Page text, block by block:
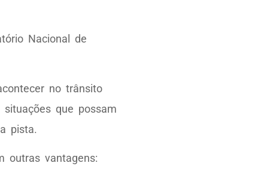
Nacional de
no trânsito
que possam
pista.
outras vantagens: